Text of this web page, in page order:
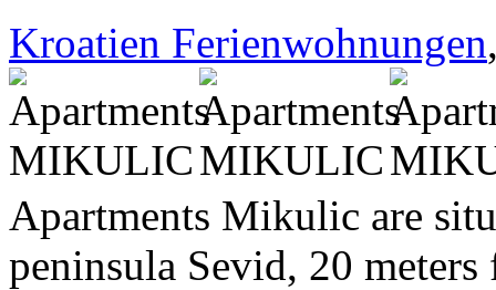
Kroatien Ferienwohnungen
Apartments Mikulic are
peninsula Sevid, 20 meters